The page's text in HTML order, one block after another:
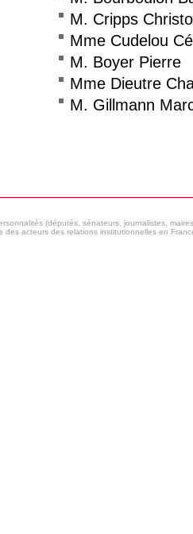
M. Cripps
Mme Cudelou
M. Boyer Pierre
Mme Dieutre
M. Gillmann
(députés, sénateurs, journalistes,
des acteurs des relations institutionnelles en